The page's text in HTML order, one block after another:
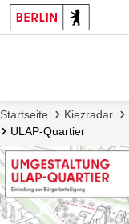
Startseite Kiezradar
ULAP-Quartier